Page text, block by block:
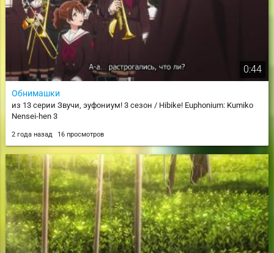
0:44
Обнимашки
из 13 серии Звучи, эуфониум! 3 сезон / Hibike! Euphonium: Kumiko
Nensei-hen 3
2 года назад 16 просмотров